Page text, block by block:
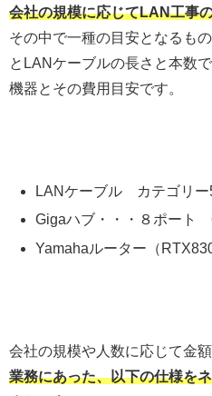
会社の規模に応じてLAN工事
その中で一種の目安となるも
とLANケーブルの長さと本数
機器とその費用目安です。
LANケーブル カテゴリ
Gigaハブ・・・８ポート
Yamahaルーター（
会社の規模や人数に応じて金
業務にあった、以下の仕様を